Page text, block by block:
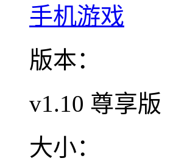
手机游戏
版本：
v1.10 尊享版
大小：